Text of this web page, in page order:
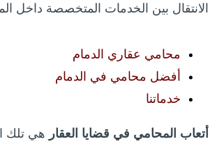
الانتقال بين الخدمات المتخصصة داخل
محامي عقاري الدمام
أفضل محامي في الدمام
خدماتنا
أتعاب المحامي في قضايا العقار هي تلك